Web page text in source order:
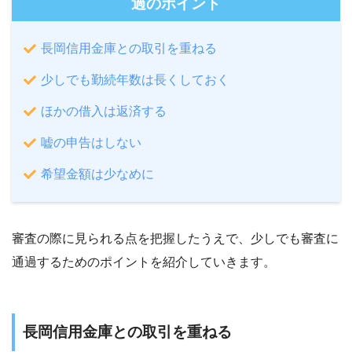
長岡信用金庫との取引を重ねる
少しでも勤続年数は長くしておく
ほかの借入は返済する
嘘の申告はしない
希望金額は少なめに
審査の際に見られる点を把握したうえで、少しでも審査に
通過するためのポイントを紹介していきます。
長岡信用金庫との取引を重ねる